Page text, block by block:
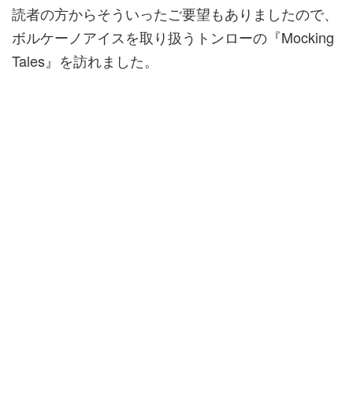
読者の方からそういったご要望もありましたので、
ボルケーノアイスを取り扱うトンローの『Mocking
Tales』を訪れました。